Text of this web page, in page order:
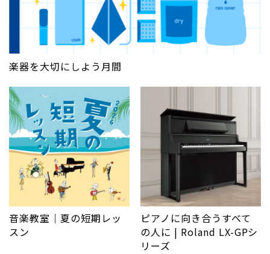
楽器を大切にしよう月間
音楽教室｜夏の短期レッ
スン
ピアノに向き合うすべて
の人に | Roland LX-GPシ
リーズ